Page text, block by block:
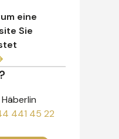
eine
Sie
441 45 22